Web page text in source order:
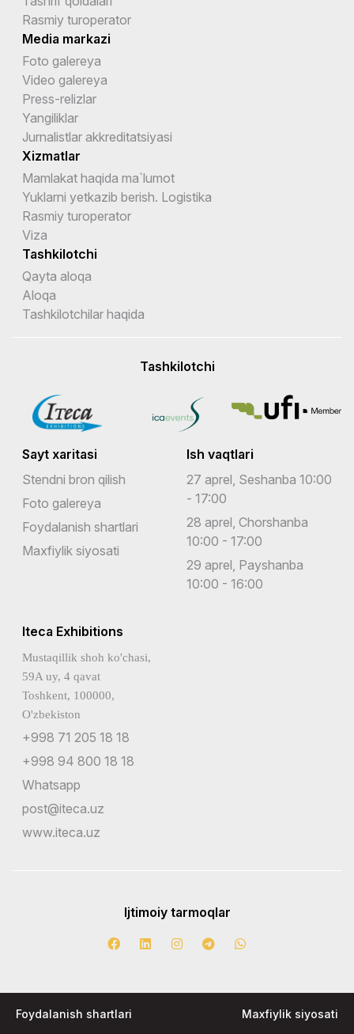
Rasmiy turoperator
Media markazi
Foto galereya
Video galereya
Press-relizlar
Yangiliklar
Jurnalistlar akkreditatsiyasi
Xizmatlar
Mamlakat haqida ma`lumot
Yuklarni yetkazib berish. Logistika
Rasmiy turoperator
Viza
Tashkilotchi
Qayta aloqa
Aloqa
Tashkilotchilar haqida
Tashkilotchi
Sayt xaritasi
Stendni bron qilish
Foto galereya
Foydalanish shartlari
Maxfiylik siyosati
Ish vaqtlari
27 aprel, Seshanba 10:00
- 17:00
28 aprel, Chorshanba
10:00 - 17:00
29 aprel, Payshanba
10:00 - 16:00
Iteca Exhibitions
Mustaqillik shoh ko'chasi,
59A uy, 4 qavat
Toshkent, 100000,
O'zbekiston
+998 71 205 18 18
+998 94 800 18 18
Whatsapp
post@iteca.uz
www.iteca.uz
Ijtimoiy tarmoqlar
Foydalanish shartlari Maxfiylik siyosati